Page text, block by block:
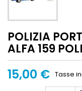
POLIZIA
ALFA 159
15,00 € Tasse